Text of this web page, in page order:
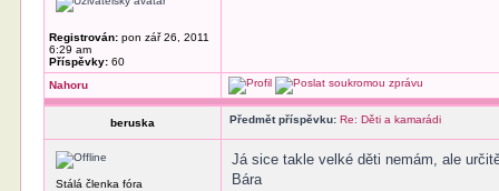
Registrován: pon zář 26, 2011
6:29 am
Příspěvky: 60
Nahoru
beruska Předmět příspěvku: Re: Děti a kamarádi
Stálá členka fóra
Já sice takle velké děti nemám, ale
Bára